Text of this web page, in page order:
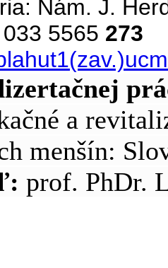
Nám. J.
5565 273
a
menšín:
prof. PhDr.